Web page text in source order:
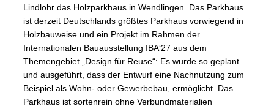
Lindlohr das Holzparkhaus in Wendlingen. Das Parkhaus
ist derzeit Deutschlands größtes Parkhaus vorwiegend in
Holzbauweise und ein Projekt im Rahmen der
Internationalen Bauausstellung IBA‘27 aus dem
Themengebiet „Design für Reuse“: Es wurde so geplant
und ausgeführt, dass der Entwurf eine Nachnutzung zum
Beispiel als Wohn- oder Gewerbebau, ermöglicht. Das
Parkhaus ist sortenrein ohne Verbundmaterialien